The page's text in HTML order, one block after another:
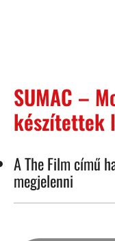
SUMAC –
készítettek
A The Film című
megjelenni